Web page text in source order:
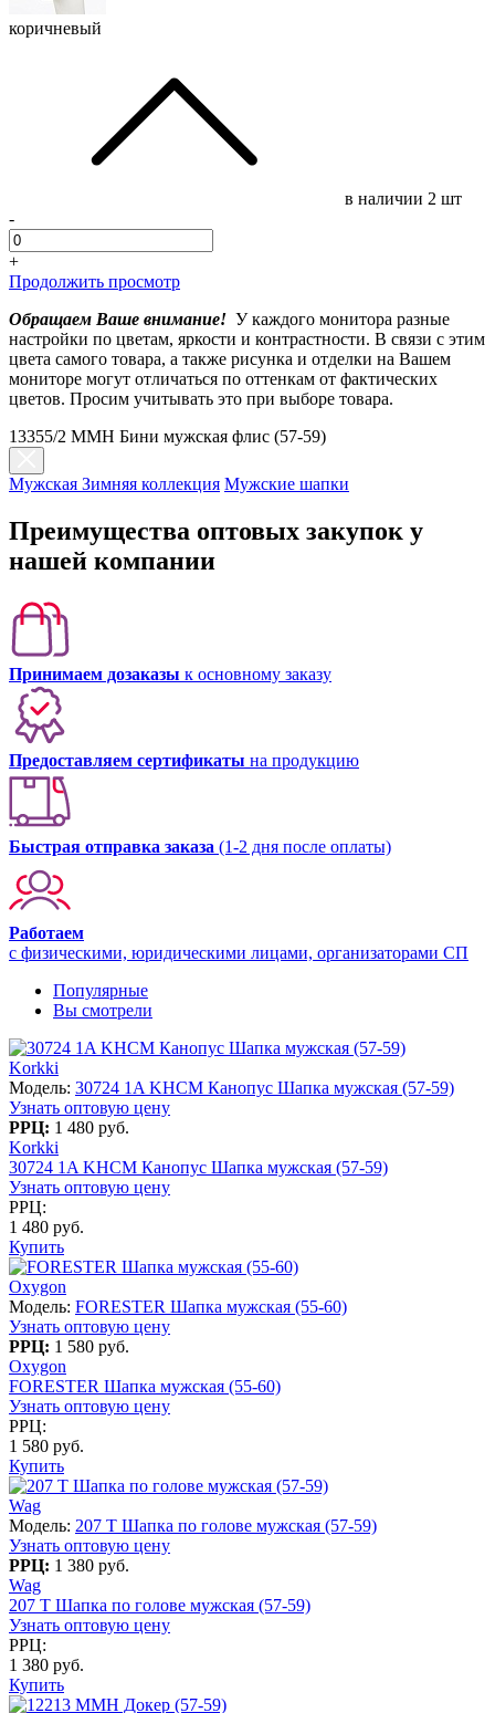
коричневый
в наличии 2 шт
-
+
Продолжить просмотр
Обращаем Ваше внимание! У каждого монитора разные
настройки по цветам, яркости и контрастности. В связи с этим
цвета самого товара, а также рисунка и отделки на Вашем
мониторе могут отличаться по оттенкам от фактических
цветов. Просим учитывать это при выборе товара.
13355/2 MMH Бини мужская флис (57-59)
Мужская Зимняя коллекция Мужские шапки
Преимущества оптовых закупок у
нашей компании
Принимаем дозаказы к основному заказу
Предоставляем сертификаты на продукцию
Быстрая отправка заказа (1-2 дня после оплаты)
Работаем
с физическими, юридическими лицами, организаторами СП
Популярные
Вы смотрели
Korkki
Модель: 30724 1A KHСM Канопус Шапка мужская (57-59)
Узнать оптовую цену
РРЦ: 1 480 руб.
Korkki
30724 1A KHСM Канопус Шапка мужская (57-59)
Узнать оптовую цену
РРЦ:
1 480 руб.
Купить
Oxygon
Модель: FORESTER Шапка мужская (55-60)
Узнать оптовую цену
РРЦ: 1 580 руб.
Oxygon
FORESTER Шапка мужская (55-60)
Узнать оптовую цену
РРЦ:
1 580 руб.
Купить
Wag
Модель: 207 T Шапка по голове мужская (57-59)
Узнать оптовую цену
РРЦ: 1 380 руб.
Wag
207 T Шапка по голове мужская (57-59)
Узнать оптовую цену
РРЦ:
1 380 руб.
Купить